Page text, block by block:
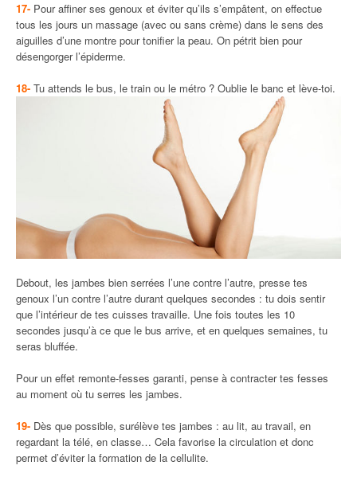
17- Pour affiner ses genoux et éviter qu’ils s’empâtent, on effectue
tous les jours un massage (avec ou sans crème) dans le sens des
aiguilles d’une montre pour tonifier la peau. On pétrit bien pour
désengorger l’épiderme.
18- Tu attends le bus, le train ou le métro ? Oublie le banc et lève-toi.
Debout, les jambes bien serrées l’une contre l’autre, presse tes
genoux l’un contre l’autre durant quelques secondes : tu dois sentir
que l’intérieur de tes cuisses travaille. Une fois toutes les 10
secondes jusqu’à ce que le bus arrive, et en quelques semaines, tu
seras bluffée.
Pour un effet remonte-fesses garanti, pense à contracter tes fesses
au moment où tu serres les jambes.
19- Dès que possible, surélève tes jambes : au lit, au travail, en
regardant la télé, en classe… Cela favorise la circulation et donc
permet d’éviter la formation de la cellulite.